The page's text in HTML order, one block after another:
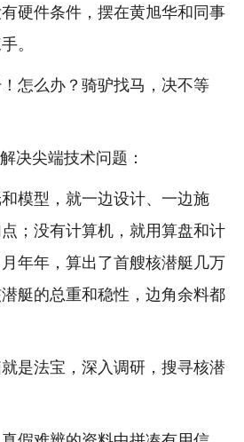
硬件条件，摆在黄旭华和同事
。
么办？骑驴找马，决不等
尖端技术问题：
型，就一边设计、一边施
；没有计算机，就用算盘和计
年年，算出了首艘核潜艇几万
艇的总重和稳性，边角余料都
法宝，深入调研，搜寻核潜